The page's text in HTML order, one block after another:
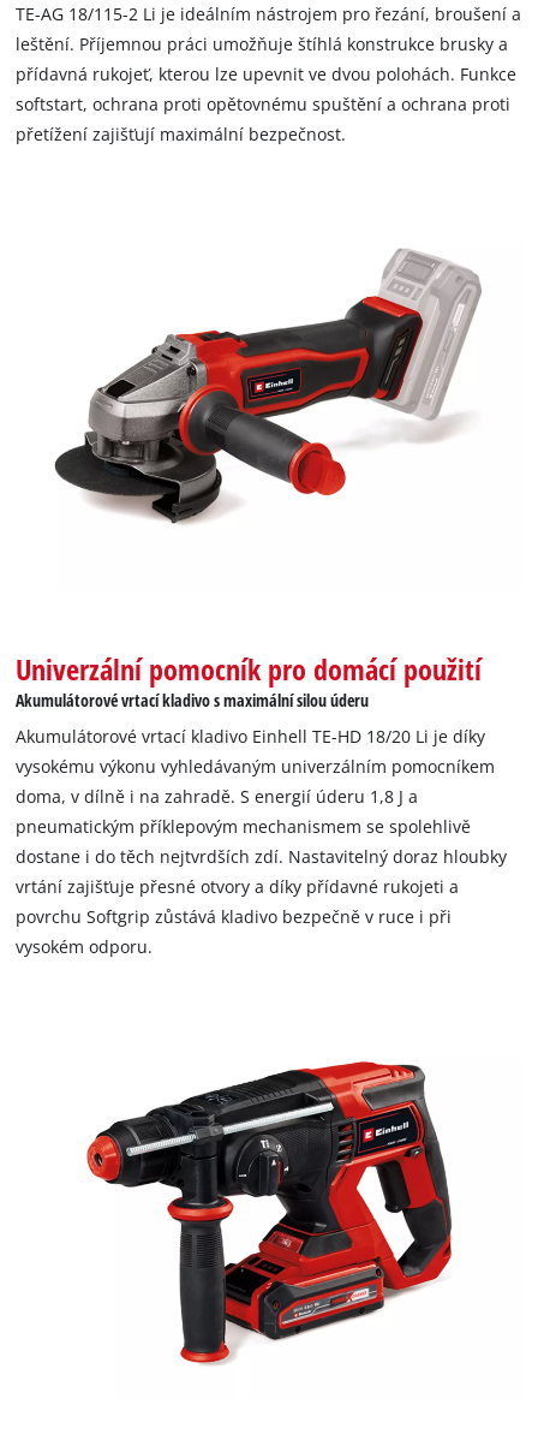
K načtení služby Google Maps
potřebujeme váš souhlas!
This content is not permitted to load due
TE-AG 18/115-2 Li je ideálním nástrojem pro řezání, broušení a
leštění. Příjemnou práci umožňuje štíhlá konstrukce brusky a
přídavná rukojeť, kterou lze upevnit ve dvou polohách. Funkce
softstart, ochrana proti opětovnému spuštění a ochrana proti
přetížení zajišťují maximální bezpečnost.
Univerzální pomocník pro domácí použití
Akumulátorové vrtací kladivo s maximální silou úderu
Akumulátorové vrtací kladivo Einhell TE-HD 18/20 Li je díky
vysokému výkonu vyhledávaným univerzálním pomocníkem
doma, v dílně i na zahradě. S energií úderu 1,8 J a
pneumatickým příklepovým mechanismem se spolehlivě
dostane i do těch nejtvrdších zdí. Nastavitelný doraz hloubky
vrtání zajišťuje přesné otvory a díky přídavné rukojeti a
povrchu Softgrip zůstává kladivo bezpečně v ruce i při
vysokém odporu.